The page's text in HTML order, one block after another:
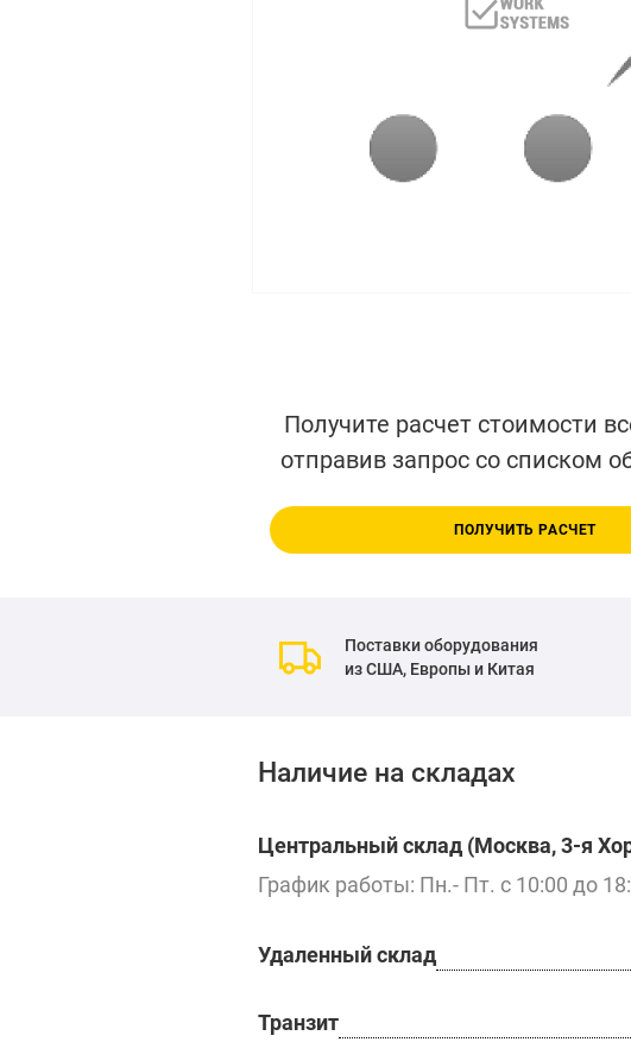
Получите расчет стоимости
отправив запрос со списком
ПОЛУЧИТЬ РАСЧЕТ
Поставки оборудования
из США, Европы и Китая
Наличие на складах
Центральный склад (Москва, 3-я
График работы: Пн.- Пт. с 10:00 до
Удаленный склад
Транзит